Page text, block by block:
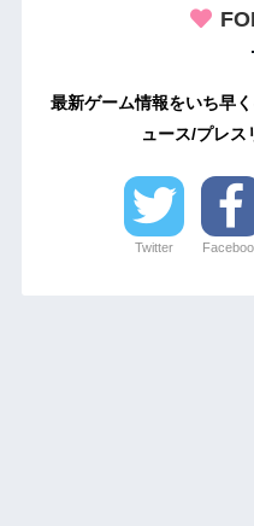
最新ゲーム情報をいち早
ュース/プレス
Twitter